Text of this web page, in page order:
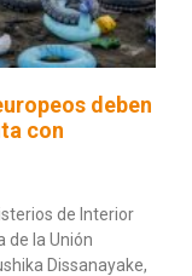
deben
con
de Interior
de la Unión
Dissanayake,